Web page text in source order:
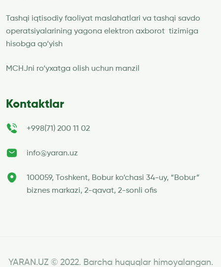
Tashqi iqtisodiy faoliyat maslahatlari va tashqi savdo
operatsiyalarining yagona elektron axborot tizimiga
hisobga qo‘yish
MCHJni ro‘yxatga olish uchun manzil
Kontaktlar
+998(71) 200 11 02
info@yaran.uz
100059, Toshkent, Bobur ko‘chasi 34-uy, “Bobur”
biznes markazi, 2-qavat, 2-sonli ofis
YARAN.UZ © 2022. Barcha huquqlar himoyalangan.